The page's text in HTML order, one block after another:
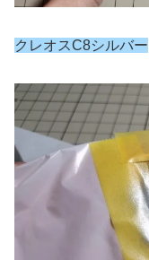
クレオスC8シルバー